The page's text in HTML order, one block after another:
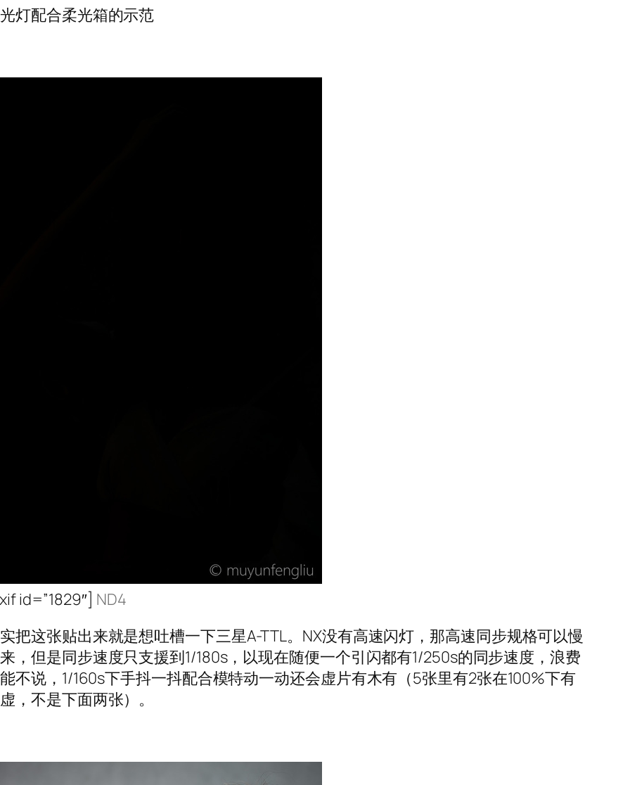
灯配合柔光箱的示范
id=”1829″] ND4
把这张贴出来就是想吐槽一下三星A-TTL。NX没有高速闪灯，那高速同步规格可以慢
，但是同步速度只支援到1/180s，以现在随便一个引闪都有1/250s的同步速度，浪费
不说，1/160s下手抖一抖配合模特动一动还会虚片有木有（5张里有2张在100%下有
，不是下面两张）。